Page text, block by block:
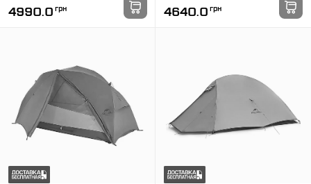
4990.0 грн 4640.0 грн